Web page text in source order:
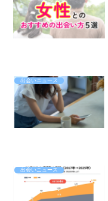
出会いニュース
出会いニュース